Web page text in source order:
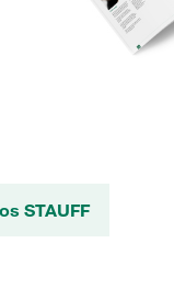
STAUFF